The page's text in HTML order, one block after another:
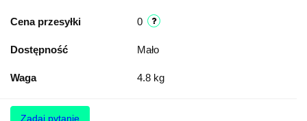
Cena przesyłki 0
Dostępność Mało
Waga 4.8 kg
Zadaj pytanie